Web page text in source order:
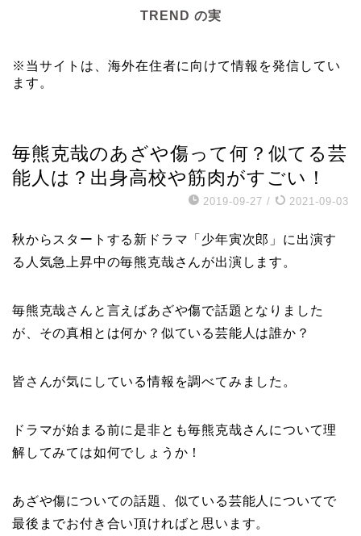
TREND の実
※当サイトは、海外在住者に向けて情報を発信してい
ます。
毎熊克哉のあざや傷って何？似てる芸
能人は？出身高校や筋肉がすごい！
2019-09-27 / 2021-09-03
秋からスタートする新ドラマ「少年寅次郎」に出演す
る人気急上昇中の毎熊克哉さんが出演します。
毎熊克哉さんと言えばあざや傷で話題となりました
が、その真相とは何か？似ている芸能人は誰か？
皆さんが気にしている情報を調べてみました。
ドラマが始まる前に是非とも毎熊克哉さんについて理
解してみては如何でしょうか！
あざや傷についての話題、似ている芸能人についてで
最後までお付き合い頂ければと思います。